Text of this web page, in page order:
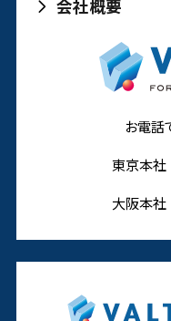
会社概要
お電話
東京本社
大阪本社